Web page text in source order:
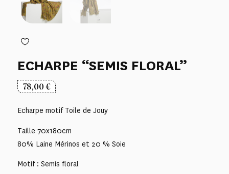
ECHARPE “SEMIS FLORAL”
78,00€
Echarpe motif Toile de Jouy
Taille 70x180cm
80% Laine Mérinos et 20 % Soie
Motif : Semis floral